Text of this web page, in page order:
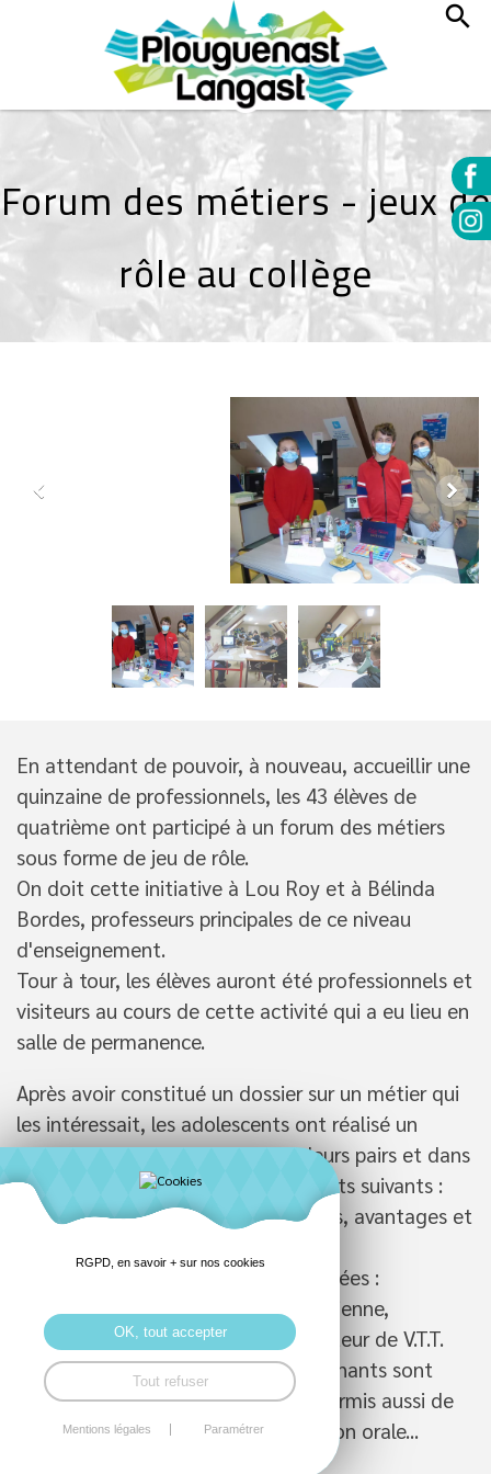
Forum des métiers - jeux de
rôle au collège
En attendant de pouvoir, à nouveau, accueillir une
quinzaine de professionnels, les 43 élèves de
quatrième ont participé à un forum des métiers
sous forme de jeu de rôle.
On doit cette initiative à Lou Roy et à Bélinda
Bordes, professeurs principales de ce niveau
d'enseignement.
Tour à tour, les élèves auront été professionnels et
visiteurs au cours de cette activité qui a eu lieu en
salle de permanence.
Après avoir constitué un dossier sur un métier qui
les intéressait, les adolescents ont réalisé un
diaporama qu'ils ont présenté à leurs pairs et dans
lequel on trouvait les renseignements suivants :
formation, salaire, durée des études, avantages et
Les professions choisies étaient variées :
vétérinaire,notaire, avocat, esthéticienne,
agriculteur, chauffeur routier, moniteur de V.T.T.
Au cours de l'après-midi, des enseignants sont
venus écouter les jeunes ce qui a permis aussi de
valider des compétences d'expression orale...
RGPD, en savoir + sur nos cookies
OK, tout accepter
Tout refuser
Mentions légales Paramétrer